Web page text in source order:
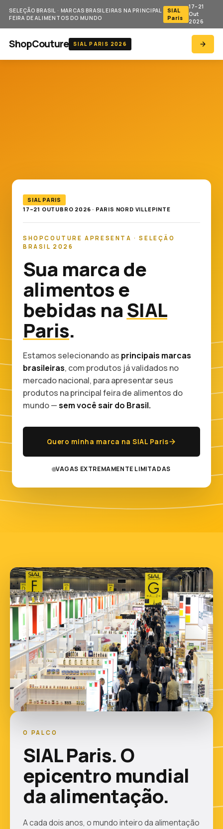
SELEÇÃO BRASIL · MARCAS BRASILEIRAS NA PRINCIPAL
FEIRA DE ALIMENTOS DO MUNDO
SIAL
Paris
17–21
Out
2026
ShopCouture SIAL PARIS 2026
SIAL PARIS
17–21 OUTUBRO 2026 · PARIS NORD VILLEPINTE
SHOPCOUTURE APRESENTA · SELEÇÃO
BRASIL 2026
Sua marca de
alimentos e
bebidas naSIAL
Paris.
Estamos selecionando as principais marcas
brasileiras, com produtos já validados no
mercado nacional, para apresentar seus
produtos na principal feira de alimentos do
mundo —sem você sair do Brasil.
Quero minha marca na SIAL Paris
VAGAS EXTREMAMENTE LIMITADAS
O PALCO
SIAL Paris. O
epicentro mundial
da alimentação.
A cada dois anos, o mundo inteiro da alimentação